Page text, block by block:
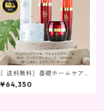
〖送料無料〗基礎ホームケア
の５点セット
¥64,350